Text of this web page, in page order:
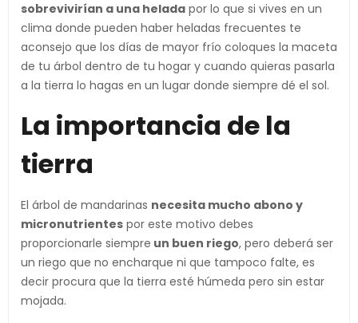
sobrevivirían a una helada por lo que si vives en un
clima donde pueden haber heladas frecuentes te
aconsejo que los días de mayor frío coloques la maceta
de tu árbol dentro de tu hogar y cuando quieras pasarla
a la tierra lo hagas en un lugar donde siempre dé el sol.
La importancia de la
tierra
El árbol de mandarinas necesita mucho abono y
micronutrientes por este motivo debes
proporcionarle siempre un buen riego, pero deberá ser
un riego que no encharque ni que tampoco falte, es
decir procura que la tierra esté húmeda pero sin estar
mojada.